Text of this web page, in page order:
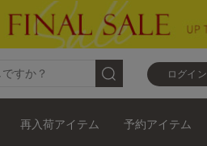
ログイン
再入荷アイテム 予約アイテム